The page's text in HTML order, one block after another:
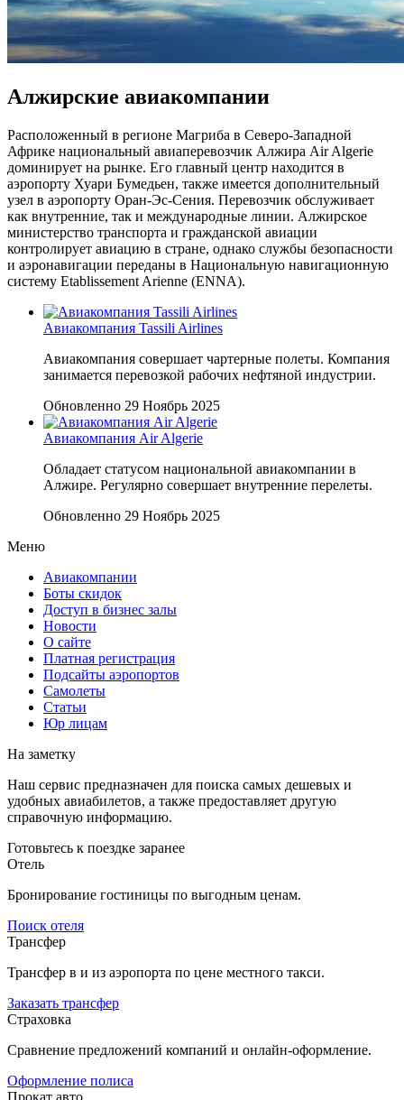
Алжирские авиакомпании
Расположенный в регионе Магриба в Северо-Западной
Африке национальный авиаперевозчик Алжира Air Algerie
доминирует на рынке. Его главный центр находится в
аэропорту Хуари Бумедьен, также имеется дополнительный
узел в аэропорту Оран-Эс-Сения. Перевозчик обслуживает
как внутренние, так и международные линии. Алжирское
министерство транспорта и гражданской авиации
контролирует авиацию в стране, однако службы безопасности
и аэронавигации переданы в Национальную навигационную
систему Etablissement Arienne (ENNA).
Авиакомпания Tassili Airlines
Авиакомпания совершает чартерные полеты. Компания
занимается перевозкой рабочих нефтяной индустрии.
Обновленно 29 Ноябрь 2025
Авиакомпания Air Algerie
Обладает статусом национальной авиакомпании в
Алжире. Регулярно совершает внутренние перелеты.
Обновленно 29 Ноябрь 2025
Меню
Авиакомпании
Боты скидок
Доступ в бизнес залы
Новости
О сайте
Платная регистрация
Подсайты аэропортов
Самолеты
Статьи
Юр лицам
На заметку
Наш сервис предназначен для поиска самых дешевых и
удобных авиабилетов, а также предоставляет другую
справочную информацию.
Готовьтесь к поездке заранее
Отель
Бронирование гостиницы по выгодным ценам.
Поиск отеля
Трансфер
Трансфер в и из аэропорта по цене местного такси.
Заказать трансфер
Страховка
Сравнение предложений компаний и онлайн-оформление.
Оформление полиса
Прокат авто